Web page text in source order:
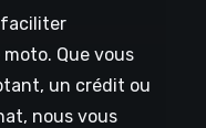
faciliter
Que vous
un crédit ou
nous vous